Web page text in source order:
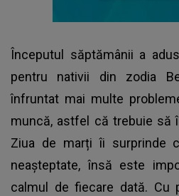
Începutul săptămânii a
pentru nativii din zodia
înfruntat mai multe
muncă, astfel că trebuie să
Ziua de marți îi surprinde
neașteptate, însă este
calmul de fiecare dată. Cu